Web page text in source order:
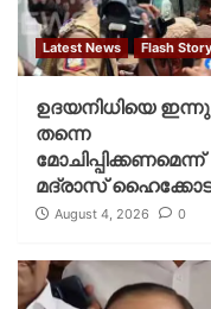
Latest News Flash Story
ഉദയനിധിയെ ഇന്നു
തന്നെ
മോചിപ്പിക്കണമെന്ന്
മദ്രാസ്
August 4, 2026 0